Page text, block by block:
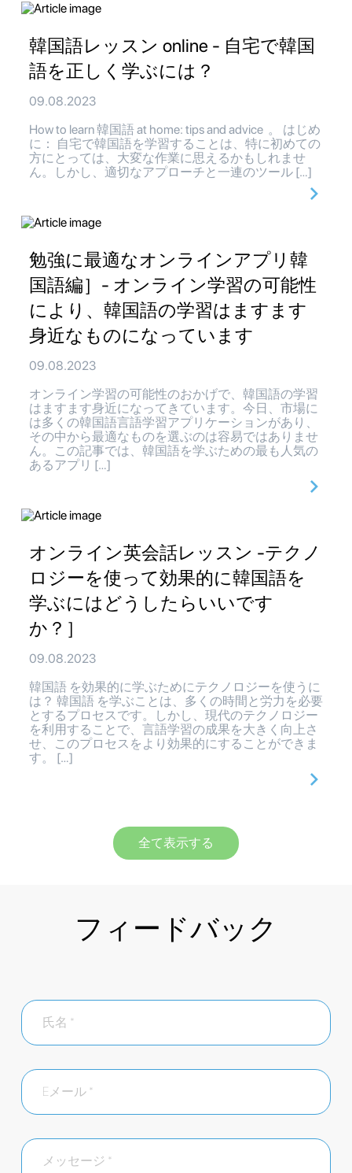
韓国語レッスン online - 自宅で韓国
語を正しく学ぶには？
09.08.2023
How to learn 韓国語 at home: tips and advice 。 はじめ
に： 自宅で韓国語を学習することは、特に初めての
方にとっては、大変な作業に思えるかもしれませ
ん。しかし、適切なアプローチと一連のツール […]
勉強に最適なオンラインアプリ韓
国語編］- オンライン学習の可能性
により、韓国語の学習はますます
身近なものになっています
09.08.2023
オンライン学習の可能性のおかげで、韓国語の学習
はますます身近になってきています。今日、市場に
は多くの韓国語言語学習アプリケーションがあり、
その中から最適なものを選ぶのは容易ではありませ
ん。この記事では、韓国語を学ぶための最も人気の
あるアプリ […]
オンライン英会話レッスン -テクノ
ロジーを使って効果的に韓国語を
学ぶにはどうしたらいいです
か？］
09.08.2023
韓国語 を効果的に学ぶためにテクノロジーを使うに
は？ 韓国語 を学ぶことは、多くの時間と労力を必要
とするプロセスです。しかし、現代のテクノロジー
を利用することで、言語学習の成果を大きく向上さ
せ、このプロセスをより効果的にすることができま
す。 […]
全て表示する
フィードバック